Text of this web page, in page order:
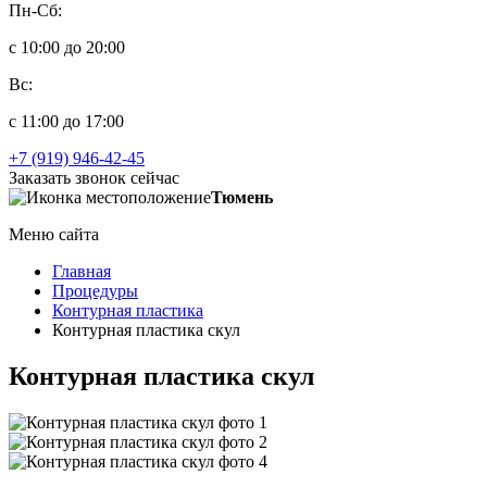
Пн-Сб:
с 10:00 до 20:00
Вс:
с 11:00 до 17:00
+7 (919) 946-42-45
Заказать звонок сейчас
Тюмень
Меню сайта
Главная
Процедуры
Контурная пластика
Контурная пластика скул
Контурная пластика скул